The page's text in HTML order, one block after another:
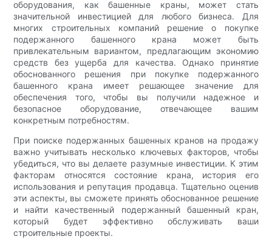
оборудования, как башенные краны, может стать
значительной инвестицией для любого бизнеса. Для
многих строительных компаний решение о покупке
подержанного башенного крана может быть
привлекательным вариантом, предлагающим экономию
средств без ущерба для качества. Однако принятие
обоснованного решения при покупке подержанного
башенного крана имеет решающее значение для
обеспечения того, чтобы вы получили надежное и
безопасное оборудование, отвечающее вашим
конкретным потребностям.
При поиске подержанных башенных кранов на продажу
важно учитывать несколько ключевых факторов, чтобы
убедиться, что вы делаете разумные инвестиции. К этим
факторам относятся состояние крана, история его
использования и репутация продавца. Тщательно оценив
эти аспекты, вы сможете принять обоснованное решение
и найти качественный подержанный башенный кран,
который будет эффективно обслуживать ваши
строительные проекты.